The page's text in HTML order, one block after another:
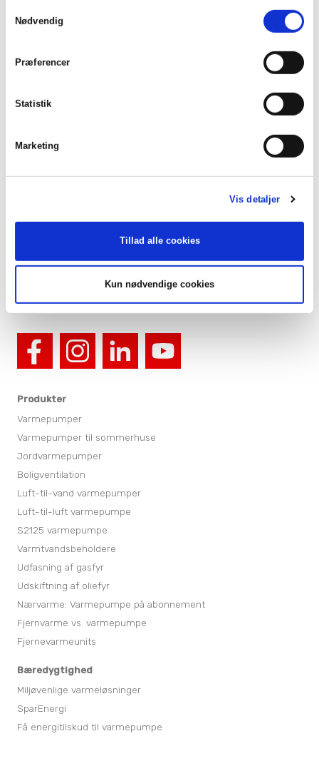
Nødvendig
Præferencer
Statistik
Marketing
Vis detaljer
Tillad alle cookies
Kun nødvendige cookies
Produkter
Varmepumper
Varmepumper til sommerhuse
Jordvarmepumper
Boligventilation
Luft-til-vand varmepumper
Luft-til-luft varmepumpe
S2125 varmepumpe
Varmtvandsbeholdere
Udfasning af gasfyr
Udskiftning af oliefyr
Nærvarme: Varmepumpe på abonnement
Fjernvarme vs. varmepumpe
Fjernevarmeunits
Bæredygtighed
Miljøvenlige varmeløsninger
SparEnergi
Få energitilskud til varmepumpe
Åbningstider
7.00 - 16.00
Fredag
7.00 - 15.00
Projektløsninger til erhverv
Arrangementer
Sitemap